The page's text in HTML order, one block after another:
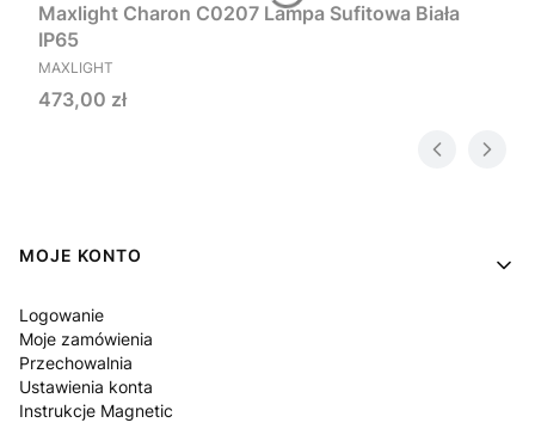
Maxlight Charon C0207 Lampa Sufitowa Biała
IP65
PRODUCENT
MAXLIGHT
Cena
473,00 zł
Linki w stopce
MOJE KONTO
Logowanie
Moje zamówienia
Przechowalnia
Ustawienia konta
Instrukcje Magnetic